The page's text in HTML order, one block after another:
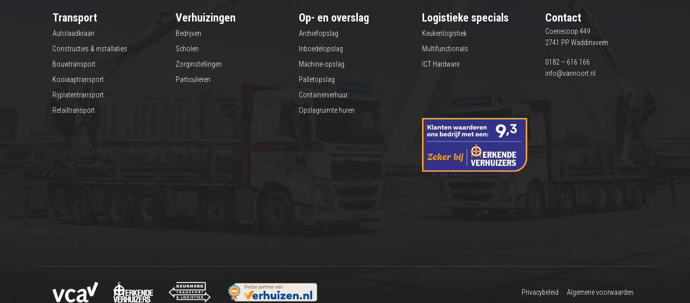
Transport
Autolaadkraan
Constructies & installaties
Bouwtransport
Kooiaaptransport
Rijplatentransport
Retailtransport
Verhuizingen
Bedrijven
Scholen
Zorginstellingen
Particulieren
Op- en overslag
Archiefopslag
Inboedelopslag
Machine-opslag
Palletopslag
Containerverhuur
Opslagruimte huren
Logistieke specials
Keukenlogistiek
Multifunctionals
ICT Hardware
Contact
Coenecoop 449
2741 PP Waddinxveen
0182 – 616 166
info@vannoort.nl
Privacybeleid Algemene voorwaarden